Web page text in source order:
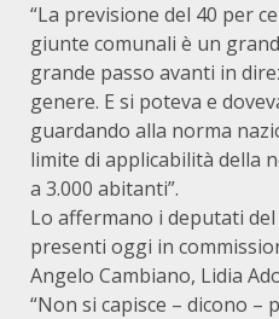
“La previsione del 40 per
giunte comunali è un
grande passo avanti in
genere. E si poteva e
guardando alla norma
limite di applicabilità della
a 3.000 abitanti”.
Lo affermano i deputati
presenti oggi in
Angelo Cambiano, Lidia
“Non si capisce – dicono –